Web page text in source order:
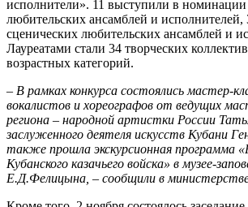
исполнители». 11 выступили в
любительских ансамблей и исполнителей,
сценических любительских ансамблей и
Лауреатами стали 34 творческих
возрастных категорий.
– В рамках конкурса состоялись мастер-
вокалистов и хореографов от ведущих
региона – народной артистки России
заслуженного деятеля искусств Кубани
также прошла экскурсионная программа
Кубанского казачьего войска» в музее-
Е.Д.Фелицына, – сообщили в